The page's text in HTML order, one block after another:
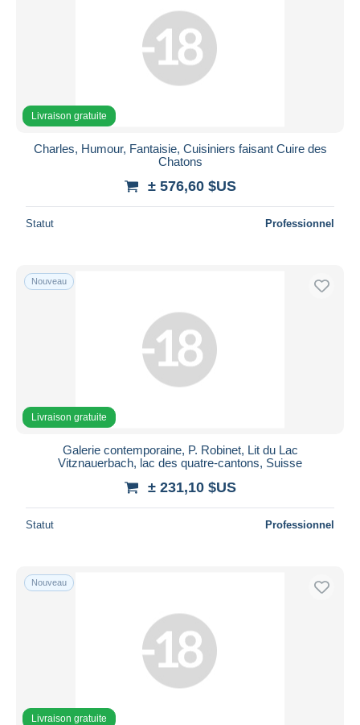
Livraison gratuite
Charles, Humour, Fantaisie, Cuisiniers faisant Cuire des
Chatons
± 576,60 $US
Statut Professionnel
Nouveau
Livraison gratuite
Galerie contemporaine, P. Robinet, Lit du Lac
Vitznauerbach, lac des quatre-cantons, Suisse
± 231,10 $US
Statut Professionnel
Nouveau
Livraison gratuite